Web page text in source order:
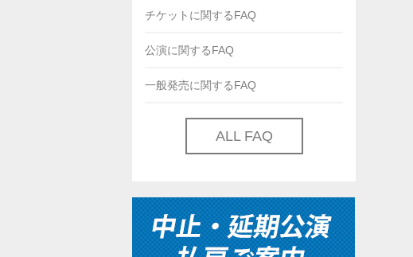
チケットに関するFAQ
公演に関するFAQ
一般発売に関するFAQ
ALL FAQ